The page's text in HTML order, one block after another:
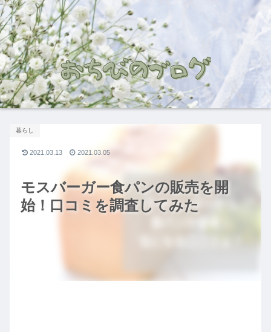
モスバーガー食パンの販売を開
始！口コミを調査してみた
暮らし
2021.03.13 2021.03.05